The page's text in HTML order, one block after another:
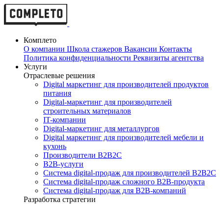
Комплето
О компании Школа стажеров Вакансии Контакты
Политика конфиденциальности Реквизиты агентства
Услуги
Отраслевые решения
Digital маркетинг для производителей продуктов
питания
Digital-маркетинг для производителей
строительных материалов
IT-компании
Digital-маркетинг для металлургов
Digital маркетинг для производителей мебели и
кухонь
Производители B2B2C
B2B-услуги
Cистема digital-продаж для производителей B2B2C
Система digital-продаж сложного B2B-продукта
Система digital-продаж для B2B-компаний
Разработка стратегии